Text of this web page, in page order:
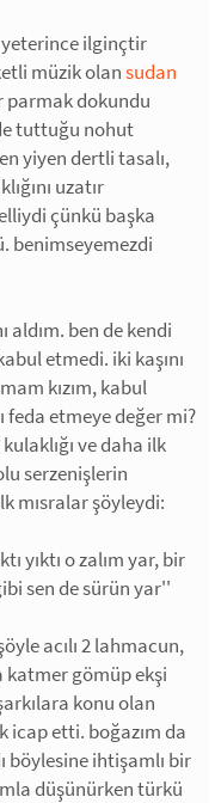
yeterince ilginçtir
müzik olansudan
parmak dokundu
tuttuğu nohut
yiyen dertli tasalı,
uzatır
çünkü başka
benimseyemezdi
aldım. ben de kendi
etmedi. iki kaşını
kızım, kabul
feda etmeye değer mi?
ve daha ilk
serzenişlerin
mısralar şöyleydi:
yıktı o zalım yar, bir
sen de sürün yar''
acılı 2 lahmacun,
katmer gömüp ekşi
konu olan
icap etti. boğazım da
böylesine ihtişamlı bir
düşünürken türkü